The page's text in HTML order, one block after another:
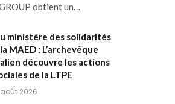
obtient un…
ministère des solidarités
MAED : L’archevêque
découvre les actions
de la LTPE
2026